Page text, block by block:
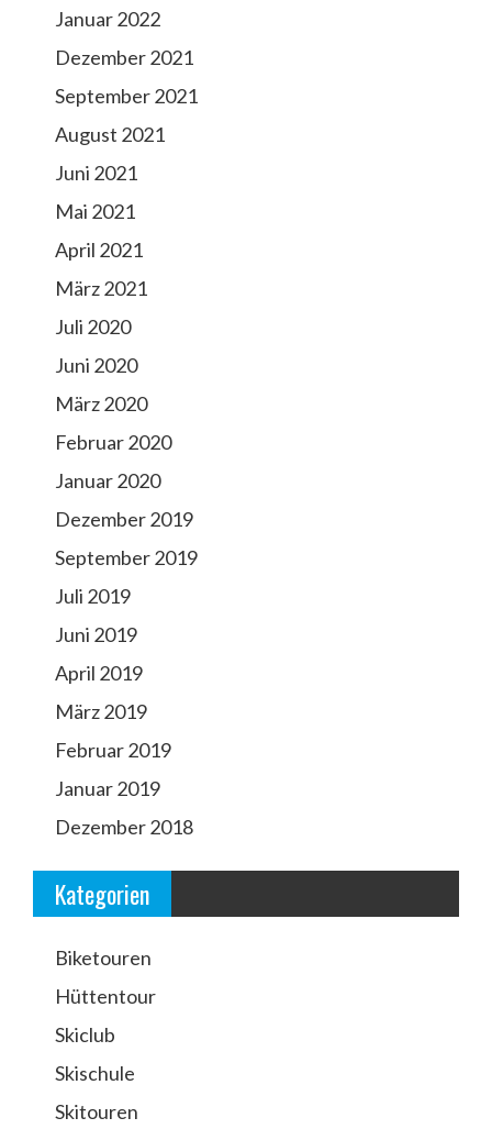
Januar 2022
Dezember 2021
September 2021
August 2021
Juni 2021
Mai 2021
April 2021
März 2021
Juli 2020
Juni 2020
März 2020
Februar 2020
Januar 2020
Dezember 2019
September 2019
Juli 2019
Juni 2019
April 2019
März 2019
Februar 2019
Januar 2019
Dezember 2018
Kategorien
Biketouren
Hüttentour
Skiclub
Skischule
Skitouren